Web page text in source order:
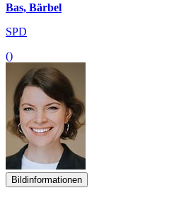
Bas, Bärbel
SPD
()
Bildinformationen